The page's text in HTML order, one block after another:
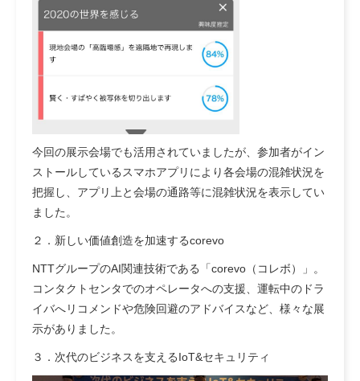
今回の展示会場でも活用されていましたが、参加者がイン
ストールしているスマホアプリにより各会場の混雑状況を
把握し、アプリ上と会場の通路等に混雑状況を表示してい
ました。
２．新しい価値創造を加速するcorevo
NTTグループのAI関連技術である「corevo（コレボ）」。
コンタクトセンタでのオペレータへの支援、運転中のドラ
イバへリコメンドや危険回避のアドバイスなど、様々な展
示がありました。
３．次代のビジネスを支えるIoT&セキュリティ